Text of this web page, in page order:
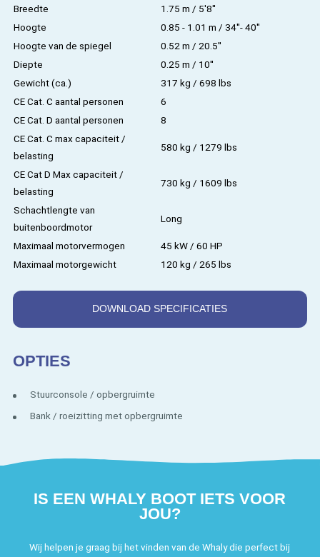
Breedte
1.75 m / 5'8''
Hoogte
0.85 - 1.01 m / 34''- 40''
Hoogte van de spiegel
0.52 m / 20.5''
Diepte
0.25 m / 10''
Gewicht (ca.)
317 kg / 698 lbs
CE Cat. C aantal personen
6
CE Cat. D aantal personen
8
CE Cat. C max capaciteit /
belasting
580 kg / 1279 lbs
CE Cat D Max capaciteit /
belasting
730 kg / 1609 lbs
Schachtlengte van
buitenboordmotor
Long
Maximaal motorvermogen
45 kW / 60 HP
Maximaal motorgewicht
120 kg / 265 lbs
DOWNLOAD SPECIFICATIES
OPTIES
Stuurconsole / opbergruimte
Bank / roeizitting met opbergruimte
IS EEN WHALY BOOT IETS VOOR
JOU?
Wij helpen je graag bij het vinden van de Whaly die perfect bij